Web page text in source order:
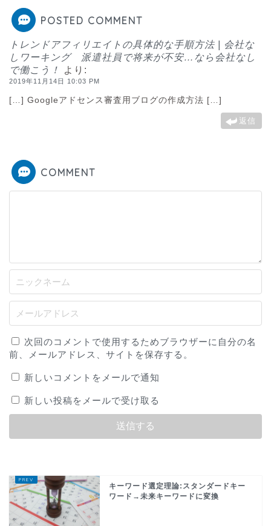
POSTED COMMENT
トレンドアフィリエイトの具体的な手順方法 | 会社な
しワーキング 派遣社員で将来が不安…なら会社なし
で働こう！
より:
2019年11月14日 10:03 PM
[…] Googleアドセンス審査用ブログの作成方法 […]
返信
COMMENT
次回のコメントで使用するためブラウザーに自分の名
前、メールアドレス、サイトを保存する。
新しいコメントをメールで通知
新しい投稿をメールで受け取る
キーワード選定理論:スタンダードキー
ワード→未来キーワードに変換